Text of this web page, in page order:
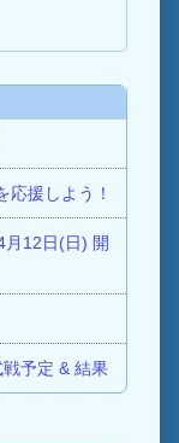
応援しよう！
12日(日) 開
予定 & 結果